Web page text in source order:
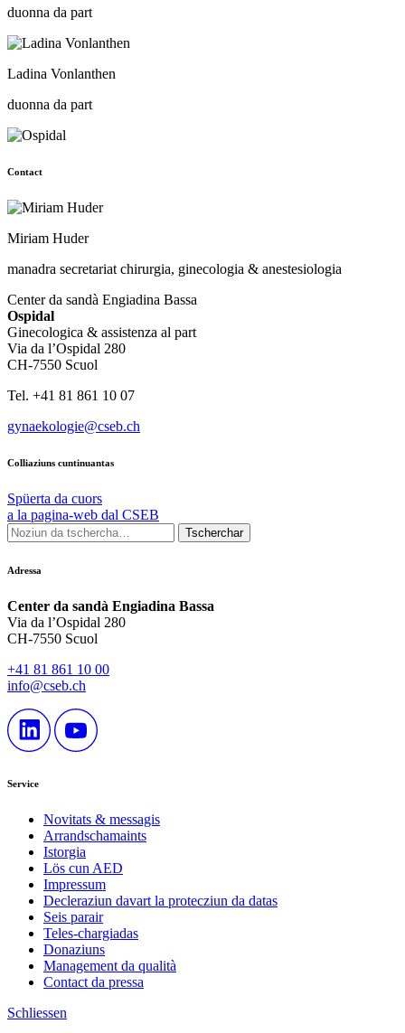
duonna da part
Ladina Vonlanthen
duonna da part
Contact
Miriam Huder
manadra secretariat chirurgia, ginecologia & anestesiologia
Center da sandà Engiadina Bassa
Ospidal
Ginecologica & assistenza al part
Via da l’Ospidal 280
CH-7550 Scuol
Tel. +41 81 861 10 07
gynaekologie@cseb.ch
Colliaziuns cuntinuantas
Spüerta da cuors
a la pagina-web dal CSEB
Adressa
Center da sandà Engiadina Bassa
Via da l’Ospidal 280
CH-7550 Scuol
+41 81 861 10 00
info@cseb.ch
Service
Novitats & messagis
Arrandschamaints
Istorgia
Lös cun AED
Impressum
Decleraziun davart la protecziun da datas
Seis parair
Teles-chargiadas
Donaziuns
Management da qualità
Contact da pressa
Schliessen